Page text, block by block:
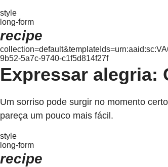
style
long-form
recipe
9b52-5a7c-9740-c1f5d814f27f
Expressar alegria:
Um sorriso pode surgir no momento
pareça um pouco mais fácil.
style
long-form
recipe